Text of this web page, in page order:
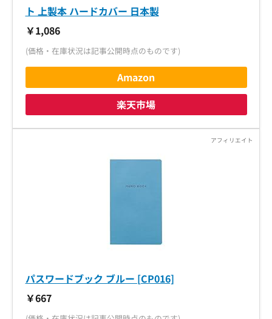
ト 上製本 ハードカバー 日本製
￥1,086
(価格・在庫状況は記事公開時点のものです)
Amazon
楽天市場
パスワードブック ブルー [CP016]
￥667